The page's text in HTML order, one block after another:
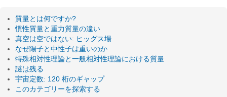
質量とは何ですか?
慣性質量と重力質量の違い
真空は空ではない: ヒッグス場
なぜ陽子と中性子は重いのか
特殊相対性理論と一般相対性理論における質量
謎は残る
宇宙定数: 120 桁のギャップ
このカテゴリーを探索する